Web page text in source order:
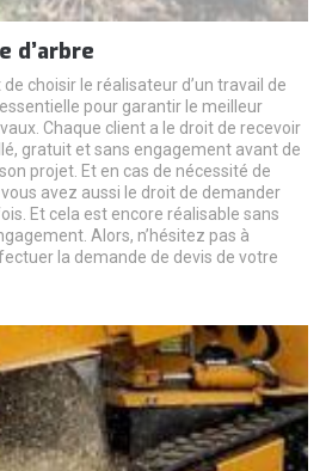
d’arbre
choisir le réalisateur d’un travail de
pour garantir le meilleur
Chaque client a le droit de recevoir
gratuit et sans engagement avant de
projet. Et en cas de nécessité de
avez aussi le droit de demander
Et cela est encore réalisable sans
Alors, n’hésitez pas à
la demande de devis de votre